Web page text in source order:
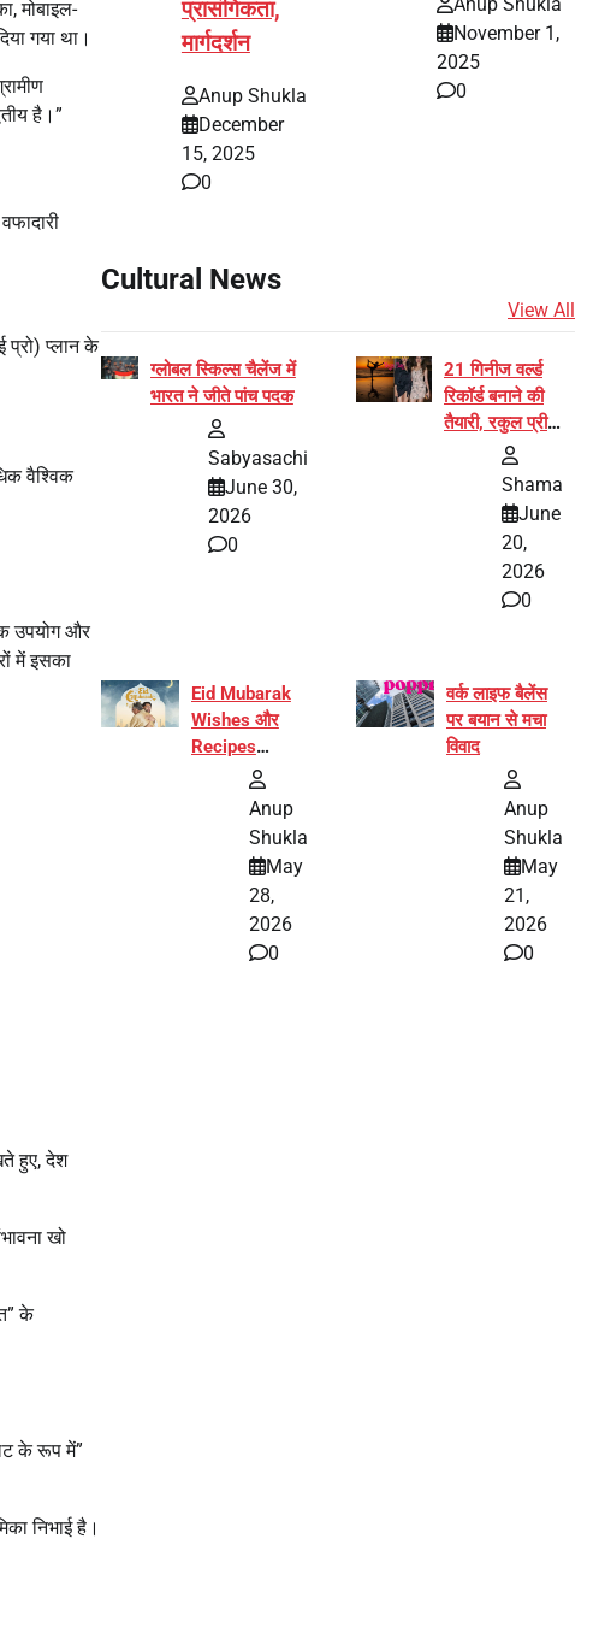
मोबाइल-
गया था।
है।”
प्रो) प्लान के
वैश्विक
उपयोग और
में इसका
हुए, देश
खो
के
के रूप में”
निभाई है।
प्रासंगिकता,
मार्गदर्शन
Anup Shukla
December
15, 2025
0
Anup Shukla
November 1,
2025
0
Cultural News
View All
ग्लोबल स्किल्स चैलेंज में
भारत ने जीते पांच पदक
Sabyasachi
June 30,
2026
0
21 गिनीज वर्ल्ड
रिकॉर्ड बनाने की
तैयारी, रकुल प्रीत
जायसवाल बनीं योग
अभियान का हिस्सा
Shama
June
20,
2026
0
Eid Mubarak
Wishes और
Recipes
इंटरनेट पर हुईं
Anup
Shukla
May
28,
2026
0
वर्क लाइफ बैलेंस
पर बयान से मचा
विवाद
Anup
Shukla
May
21,
2026
0